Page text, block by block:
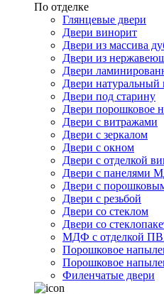
По отделке
Глянцевые двери
Двери винорит
Двери из массива
Двери из
Двери
Двери
Двери под старину
Двери порошковое
Двери с витражами
Двери с зеркалом
Двери с окном
Двери с отделкой
Двери с панелями
Двери с
Двери с резьбой
Двери со стеклом
Двери со
МДФ с отделкой
Порошковое
Порошковое
Филенчатые двери